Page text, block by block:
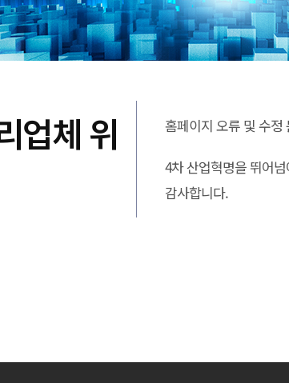
업체 위
홈페이지 오류 및 수정
4차 산업혁명을 뛰어
감사합니다.